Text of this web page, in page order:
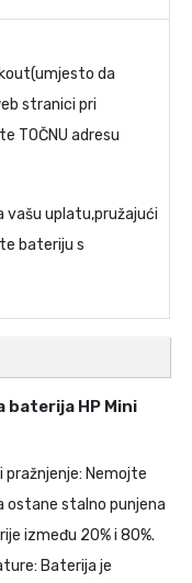
da
stranici pri
TOČNU adresu
vašu uplatu,pružajući
bateriju s
baterija HP Mini
Nemojte
ostane stalno punjena
između 20% i 80%.
Baterija je